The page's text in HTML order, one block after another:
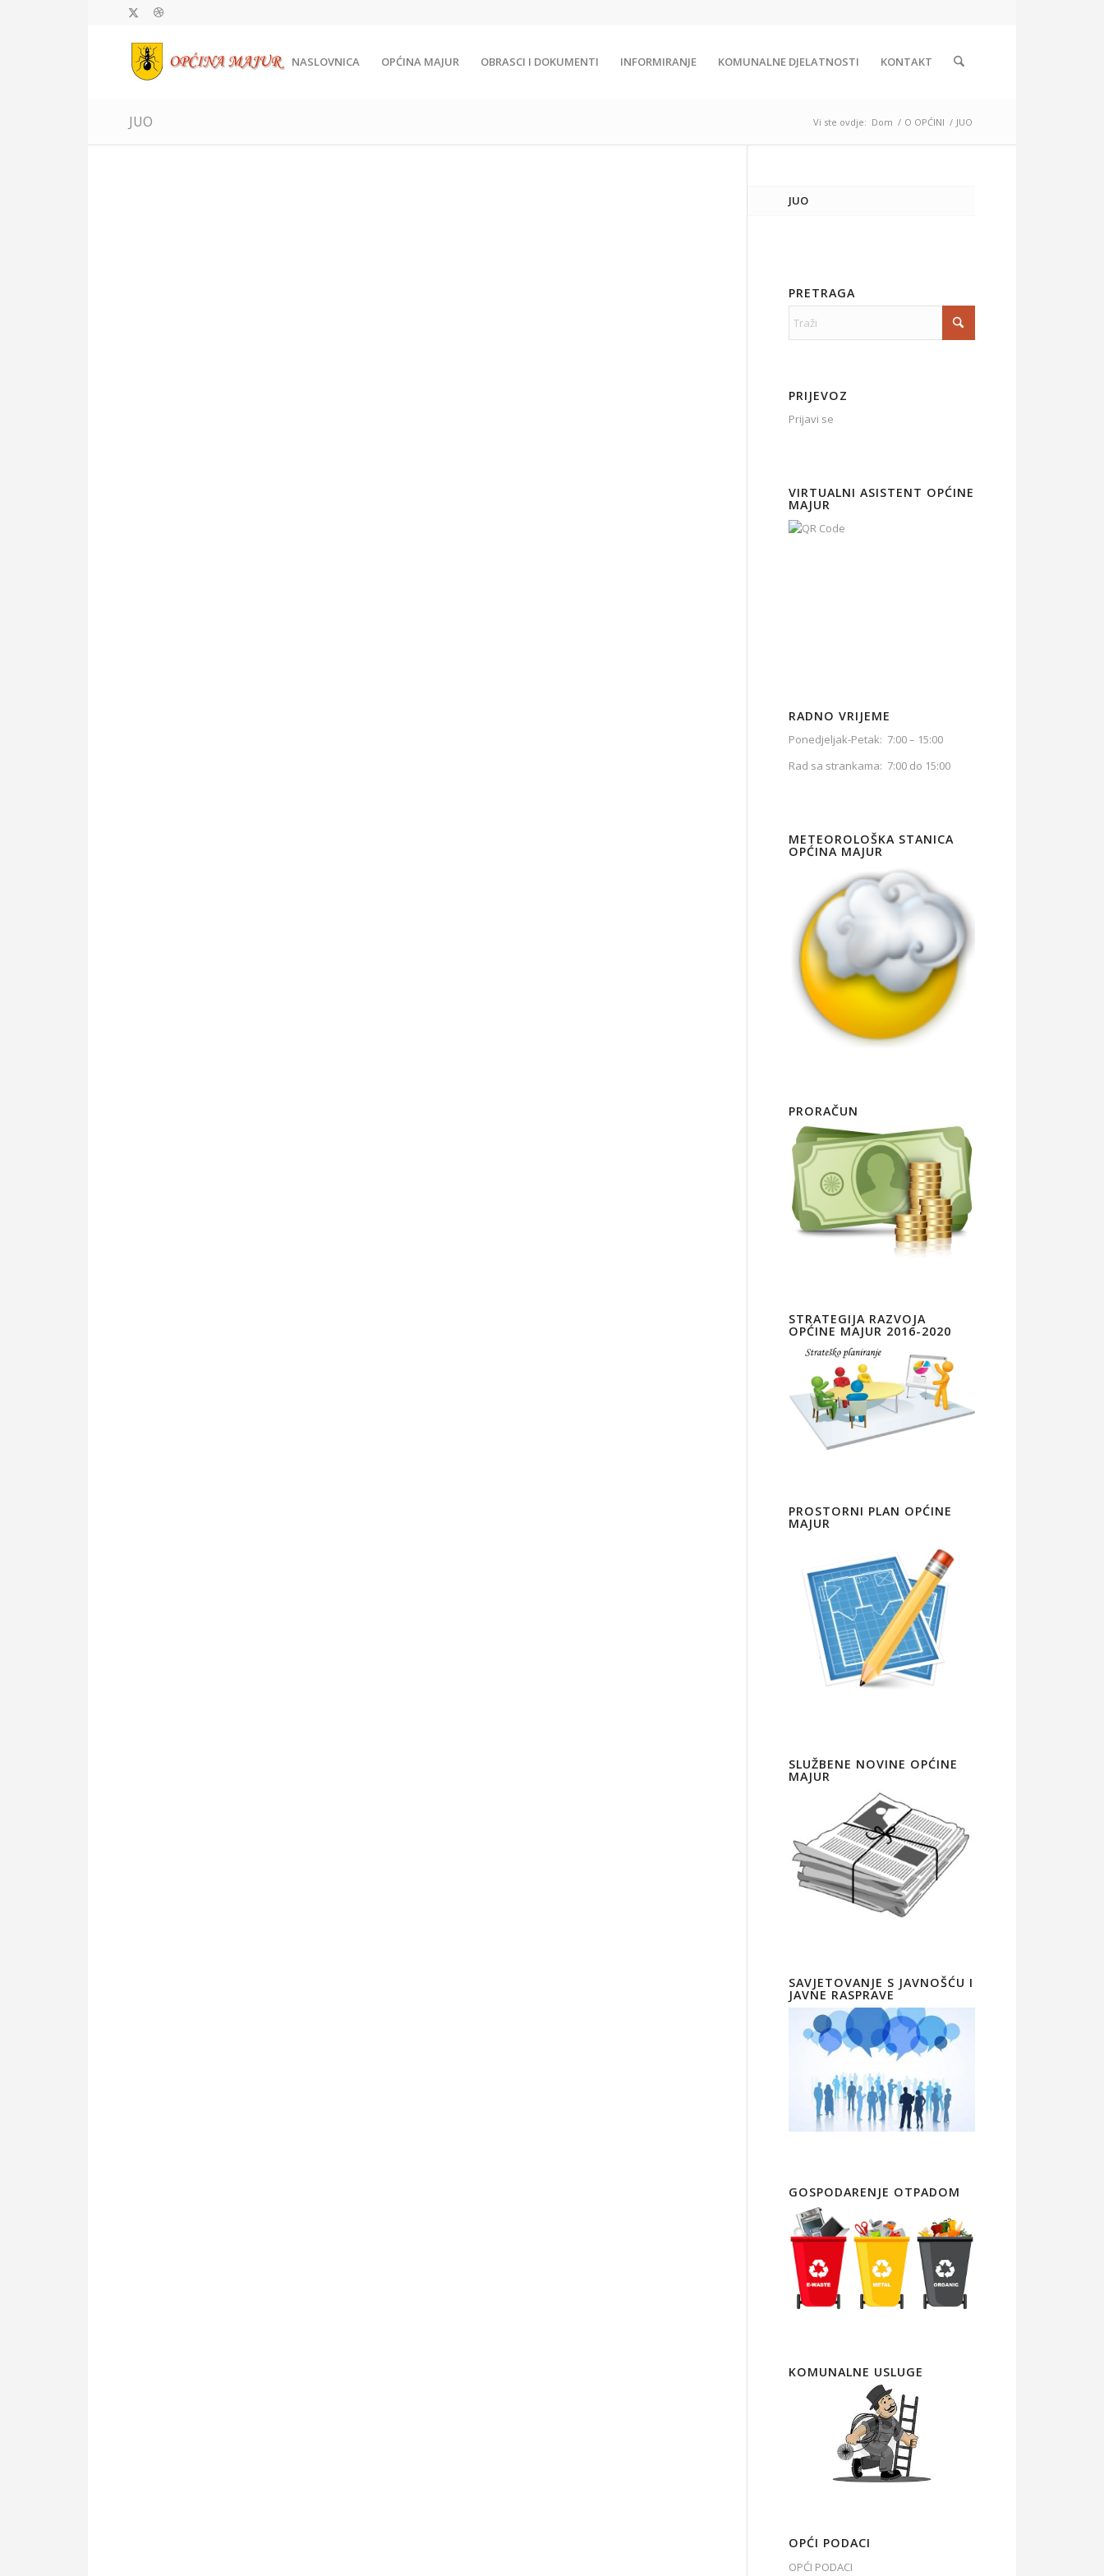
NASLOVNICA OPĆINA MAJUR OBRASCI I DOKUMENTI INFORMIRANJE KOMUNALNE DJELATNOSTI KONTAKT
JUO Vi ste ovdje: Dom / O OPĆINI / JUO
JUO
PRETRAGA
PRIJEVOZ
Prijavi se
VIRTUALNI ASISTENT OPĆINE
MAJUR
RADNO VRIJEME
Ponedjeljak-Petak: 7:00 – 15:00
Rad sa strankama: 7:00 do 15:00
METEOROLOŠKA STANICA
OPĆINA MAJUR
PRORAČUN
STRATEGIJA RAZVOJA
OPĆINE MAJUR 2016-2020
PROSTORNI PLAN OPĆINE
MAJUR
SLUŽBENE NOVINE OPĆINE
MAJUR
SAVJETOVANJE S JAVNOŠĆU I
JAVNE RASPRAVE
GOSPODARENJE OTPADOM
KOMUNALNE USLUGE
OPĆI PODACI
OPĆI PODACI